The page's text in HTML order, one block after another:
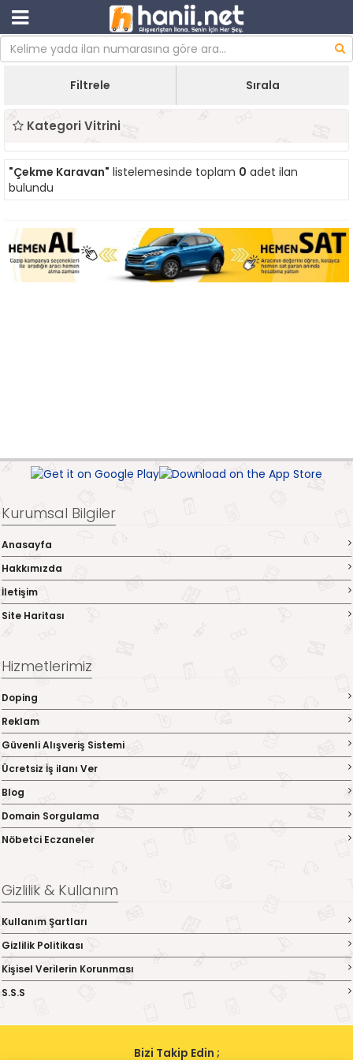
Filtrele Sırala
Kategori Vitrini
"Çekme Karavan" listelemesinde toplam 0 adet ilan
bulundu
Kurumsal Bilgiler
Anasayfa
Hakkımızda
İletişim
Site Haritası
Hizmetlerimiz
Doping
Reklam
Güvenli Alışveriş Sistemi
Ücretsiz İş ilanı Ver
Blog
Domain Sorgulama
Nöbetci Eczaneler
Gizlilik & Kullanım
Kullanım Şartları
Gizlilik Politikası
Kişisel Verilerin Korunması
S.S.S
Bizi Takip Edin ;